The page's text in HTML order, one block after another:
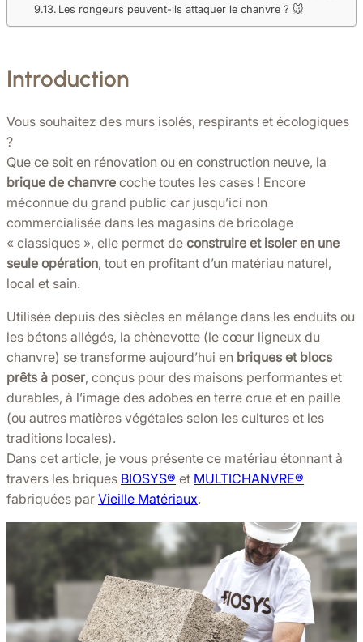
Les rongeurs peuvent-ils attaquer le chanvre ? 🐭
Introduction
Vous souhaitez des murs isolés, respirants et écologiques
?
Que ce soit en rénovation ou en construction neuve, la
brique de chanvre coche toutes les cases ! Encore
méconnue du grand public car jusqu’ici non
commercialisée dans les magasins de bricolage
« classiques », elle permet de construire et isoler en une
seule opération, tout en profitant d’un matériau naturel,
local et sain.
Utilisée depuis des siècles en mélange dans les enduits ou
les bétons allégés, la chènevotte (le cœur ligneux du
chanvre) se transforme aujourd’hui en briques et blocs
prêts à poser, conçus pour des maisons performantes et
durables, à l’image des adobes en terre crue et en paille
(ou autres matières végétales selon les cultures et les
traditions locales).
Dans cet article, je vous présente ce matériau étonnant à
travers les briques BIOSYS®️ et MULTICHANVRE®️
fabriquées par Vieille Matériaux.